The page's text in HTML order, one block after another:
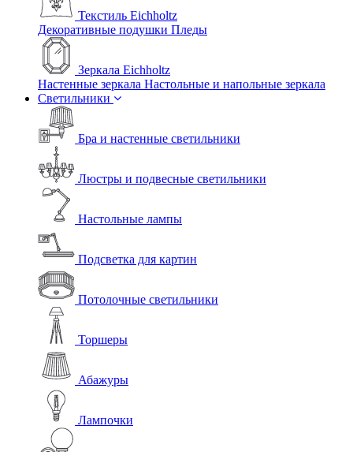
Текстиль Eichholtz
Декоративные подушки Пледы
Зеркала Eichholtz
Настенные зеркала Настольные и напольные зеркала
Светильники
Бра и настенные светильники
Люстры и подвесные светильники
Настольные лампы
Подсветка для картин
Потолочные светильники
Торшеры
Абажуры
Лампочки